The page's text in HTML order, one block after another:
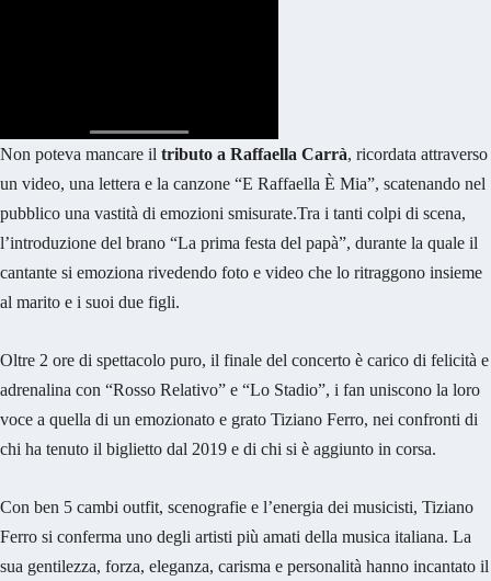
Non poteva mancare il tributo a Raffaella Carrà, ricordata attraverso
un video, una lettera e la canzone “E Raffaella È Mia”, scatenando nel
pubblico una vastità di emozioni smisurate.Tra i tanti colpi di scena,
l’introduzione del brano “La prima festa del papà”, durante la quale il
cantante si emoziona rivedendo foto e video che lo ritraggono insieme
al marito e i suoi due figli.
Oltre 2 ore di spettacolo puro, il finale del concerto è carico di felicità e
adrenalina con “Rosso Relativo” e “Lo Stadio”, i fan uniscono la loro
voce a quella di un emozionato e grato Tiziano Ferro, nei confronti di
chi ha tenuto il biglietto dal 2019 e di chi si è aggiunto in corsa.
Con ben 5 cambi outfit, scenografie e l’energia dei musicisti, Tiziano
Ferro si conferma uno degli artisti più amati della musica italiana. La
sua gentilezza, forza, eleganza, carisma e personalità hanno incantato il